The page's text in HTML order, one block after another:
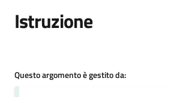
Istruzione
Questo argomento è gestito da: